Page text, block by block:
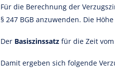
Für die Berechnung der
§ 247 BGB anzuwenden. Die
Der Basiszinssatz für die Zeit
Damit ergeben sich folgende